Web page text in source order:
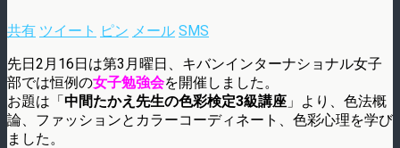
共有 ツイート ピン メール SMS
先日2月16日は第3月曜日、キバンインターナショナル女子
部では恒例の女子勉強会を開催しました。
お題は「中間たかえ先生の色彩検定3級講座 」より、色法概
論、ファッションとカラーコーディネート、色彩心理を学び
ました。